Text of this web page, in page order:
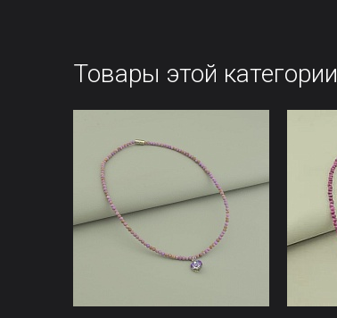
Товары этой категории